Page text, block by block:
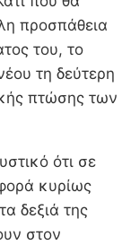
προσπάθεια
του, το
τη δεύτερη
πτώσης των
ότι σε
κυρίως
δεξιά της
στον